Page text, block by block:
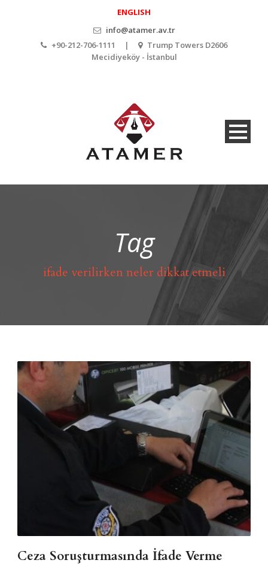
ENGLISH
info@atamer.av.tr
+90-212-706-1111 |
Trump Towers D2606
Mecidiyeköy - İstanbul
Tag
ifade verilirken neler dikkat etmeli
Ceza Soruşturmasında İfade Verme